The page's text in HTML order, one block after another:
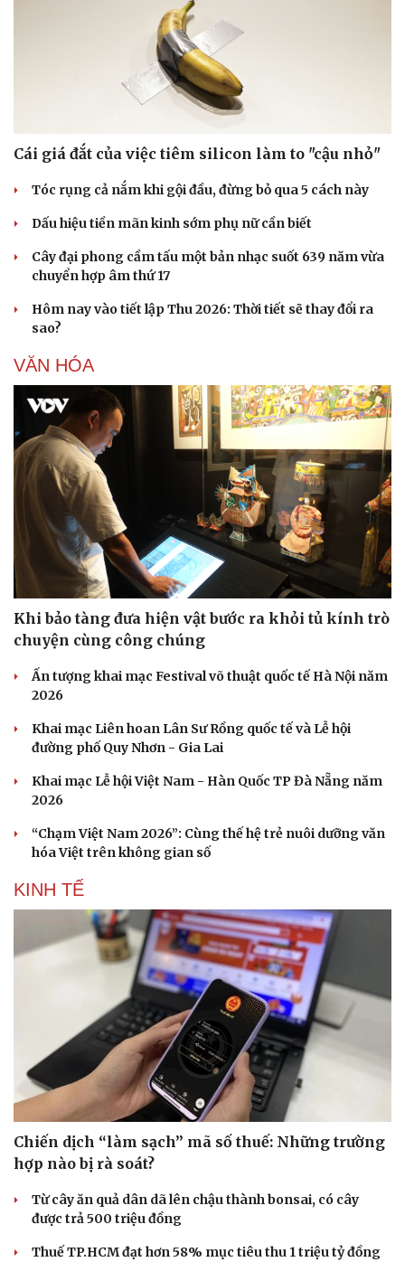
Thông tin doanh nghiệp
Doanh nhân
Vì cộng đồng
Công nghệ
Sành điệu
Trải nghiệm
Cái giá đắt của việc tiêm silicon làm to "cậu nhỏ"
Tóc rụng cả nắm khi gội đầu, đừng bỏ qua 5 cách này
Dấu hiệu tiền mãn kinh sớm phụ nữ cần biết
Cây đại phong cầm tấu một bản nhạc suốt 639 năm vừa
chuyển hợp âm thứ 17
Hôm nay vào tiết lập Thu 2026: Thời tiết sẽ thay đổi ra
sao?
VĂN HÓA
Khi bảo tàng đưa hiện vật bước ra khỏi tủ kính trò
chuyện cùng công chúng
Ấn tượng khai mạc Festival võ thuật quốc tế Hà Nội năm
2026
Khai mạc Liên hoan Lân Sư Rồng quốc tế và Lễ hội
đường phố Quy Nhơn - Gia Lai
Khai mạc Lễ hội Việt Nam - Hàn Quốc TP Đà Nẵng năm
2026
“Chạm Việt Nam 2026”: Cùng thế hệ trẻ nuôi dưỡng văn
hóa Việt trên không gian số
KINH TẾ
Chiến dịch “làm sạch” mã số thuế: Những trường
hợp nào bị rà soát?
Từ cây ăn quả dân dã lên chậu thành bonsai, có cây
được trả 500 triệu đồng
Thuế TP.HCM đạt hơn 58% mục tiêu thu 1 triệu tỷ đồng